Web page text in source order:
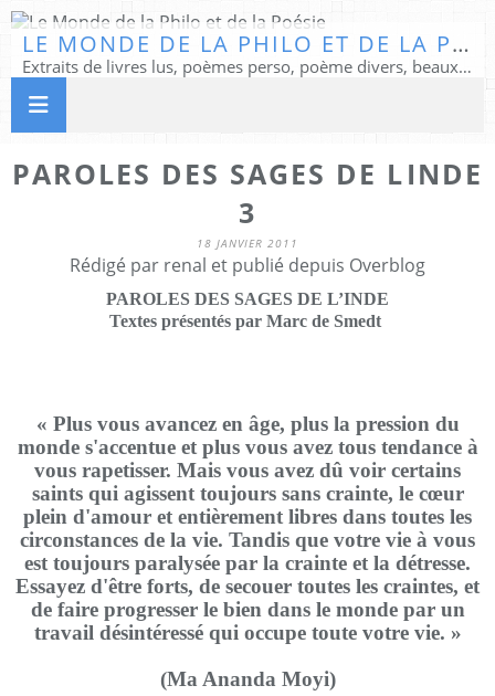
LE MONDE DE LA PHILO ET DE LA POÉSIE
Extraits de livres lus, poèmes perso, poème divers, beaux textes...
PAROLES DES SAGES DE LINDE
3
18 JANVIER 2011
Rédigé par renal et publié depuis Overblog
PAROLES DES SAGES DE L’INDE
Textes présentés par Marc de Smedt
« Plus vous avancez en âge, plus la pression du
monde s'accentue et plus vous avez tous tendance à
vous rapetisser. Mais vous avez dû voir certains
saints qui agissent toujours sans crainte, le cœur
plein d'amour et entièrement libres dans toutes les
circonstances de la vie. Tandis que votre vie à vous
est toujours paralysée par la crainte et la détresse.
Essayez d'être forts, de secouer toutes les craintes, et
de faire progresser le bien dans le monde par un
travail désintéressé qui occupe toute votre vie. »
(Ma Ananda Moyi)